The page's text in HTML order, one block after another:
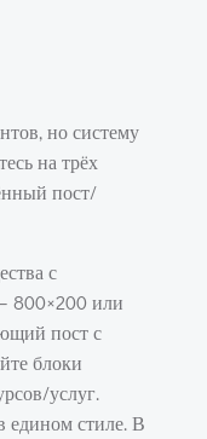
но систему
на трёх
пост/
с
800×200 или
пост с
блоки
услуг.
едином стиле. В